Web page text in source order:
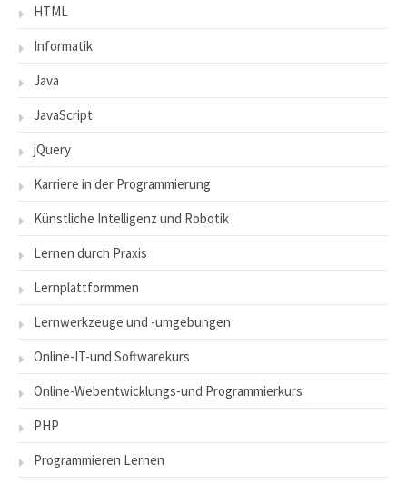
HTML
Informatik
Java
JavaScript
jQuery
Karriere in der Programmierung
Künstliche Intelligenz und Robotik
Lernen durch Praxis
Lernplattformmen
Lernwerkzeuge und -umgebungen
Online-IT-und Softwarekurs
Online-Webentwicklungs-und Programmierkurs
PHP
Programmieren Lernen